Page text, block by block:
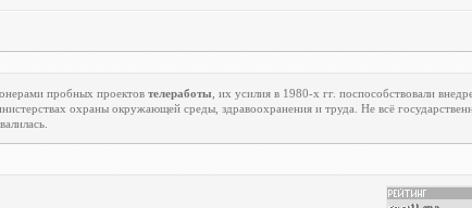
пробных проектов телеработы , их усилия в 1980-х гг. поспособствовали
охраны окружающей среды, здравоохранения и труда. Не всё